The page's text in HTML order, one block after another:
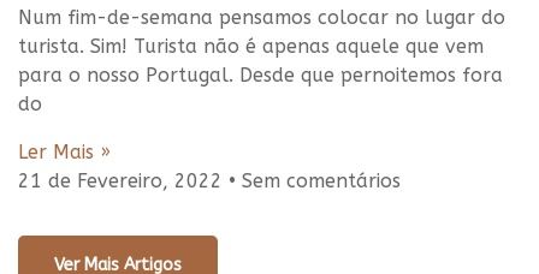
Num fim-de-semana pensamos colocar no lugar do
turista. Sim! Turista não é apenas aquele que vem
para o nosso Portugal. Desde que pernoitemos fora
do
Ler Mais »
21 de Fevereiro, 2022
Sem comentários
Ver Mais Artigos